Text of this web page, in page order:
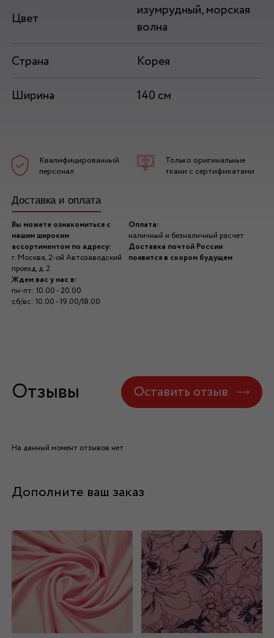
Цвет
изумрудный, морская
волна
Страна
Корея
Ширина
140 см
Квалифицированный
персонал
Только оригинальные
ткани с сертификатами
Доставка и оплата
Вы можете ознакомиться с
нашим широким
ассортиментом по адресу:
г. Москва, 2-ой Автозаводский
проезд, д. 2
Ждем вас у нас в:
пн-пт: 10.00 - 20.00
сб/вс: 10.00 - 19.00/18.00
Оплата:
наличный и безналичный расчет
Доставка почтой России
появится в скором будущем
Отзывы Оставить отзыв
На данный момент отзывов нет
Дополните ваш заказ